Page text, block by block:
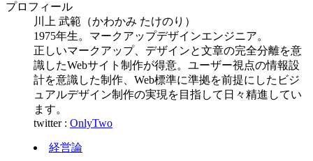
プロフィール
川上 武範（かわかみ たけのり）
1975年生。マークアップデザインエンジニア。
正しいマークアップ、デザインと文章の完全分離を意
識したWebサイト制作が得意。ユーザー視点の情報設
計を意識した制作、Web標準に準拠を前提にしたビジ
ュアルデザイン制作の実現を目指して日々精進してい
ます。
twitter : OnlyTwo
経営論